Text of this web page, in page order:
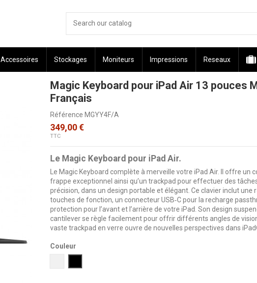
Accessoires Stockages Moniteurs Impressions Reseaux
Magic Keyboard pour iPad Air 13 pouces
Français
Référence MGYY4F/A
349,00 €
TTC
Le Magic Keyboard pour iPad Air.
Le Magic Keyboard complète à merveille votre iPad Air. Il offre un
frappe exceptionnel ainsi qu’un trackpad pour effectuer des
précision, dans un design portable et élégant. Ce clavier inclut une
touches de fonction, un connecteur USB‑C pour la recharge
protection pour l’avant et l’arrière de votre iPad. Son design
cantilever se règle facilement pour offrir différents angles de
vaste trackpad en verre ouvre de nouvelles perspectives dans
Couleur